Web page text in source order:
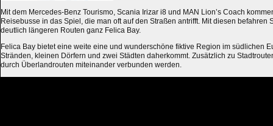
Mit dem Mercedes-Benz Tourismo, Scania Irizar i8 und MAN Lion’s Coach
Reisebusse in das Spiel, die man oft auf den Straßen antrifft. Mit diesen befahren
deutlich längeren Routen ganz Felica Bay.
Felica Bay bietet eine weite eine und wunderschöne fiktive Region im südlichen
Stränden, kleinen Dörfern und zwei Städten daherkommt. Zusätzlich zu
durch Überlandrouten miteinander verbunden werden.